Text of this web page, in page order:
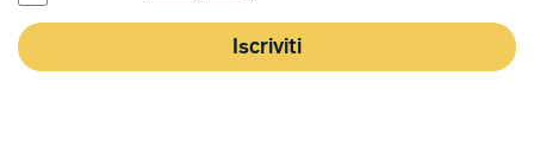
Iscriviti